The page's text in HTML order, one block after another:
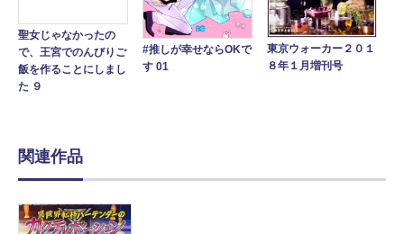
聖女じゃなかったの
で、王宮でのんびりご
飯を作ることにしまし
た ９
#推しが幸せならOKで
す 01
東京ウォーカー２０１
８年１月増刊号
関連作品